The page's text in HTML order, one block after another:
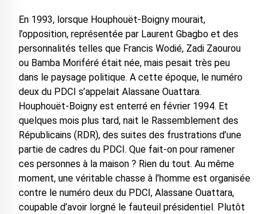
En 1993, lorsque Houphouët-Boigny mourait,
l’opposition, représentée par Laurent Gbagbo et des
personnalités telles que Francis Wodié, Zadi Zaourou
ou Bamba Moriféré était née, mais pesait très peu
dans le paysage politique. A cette époque, le numéro
deux du PDCI s’appelait Alassane Ouattara.
Houphouët-Boigny est enterré en février 1994. Et
quelques mois plus tard, nait le Rassemblement des
Républicains (RDR), des suites des frustrations d’une
partie de cadres du PDCI. Que fait-on pour ramener
ces personnes à la maison ? Rien du tout. Au même
moment, une véritable chasse à l’homme est organisée
contre le numéro deux du PDCI, Alassane Ouattara,
coupable d’avoir lorgné le fauteuil présidentiel. Plutôt